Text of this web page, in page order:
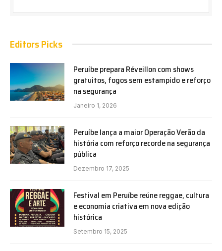
Editors Picks
Peruíbe prepara Réveillon com shows
gratuitos, fogos sem estampido e reforço
na segurança
Janeiro 1, 2026
Peruíbe lança a maior Operação Verão da
história com reforço recorde na segurança
pública
Dezembro 17, 2025
Festival em Peruíbe reúne reggae, cultura
e economia criativa em nova edição
histórica
Setembro 15, 2025